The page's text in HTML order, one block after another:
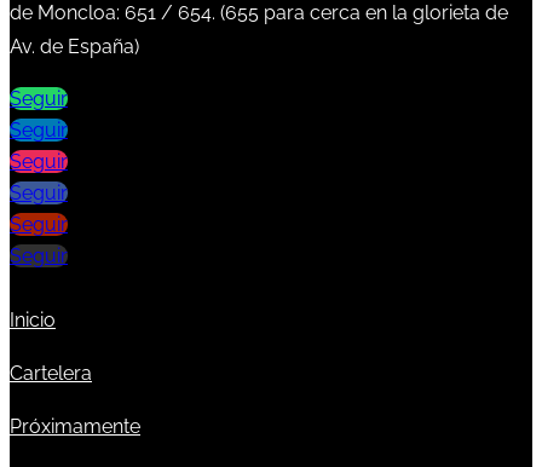
de Moncloa: 651 / 654. (655 para cerca en la glorieta de
Av. de España)
Seguir
Seguir
Seguir
Seguir
Seguir
Seguir
Inicio
Cartelera
Próximamente